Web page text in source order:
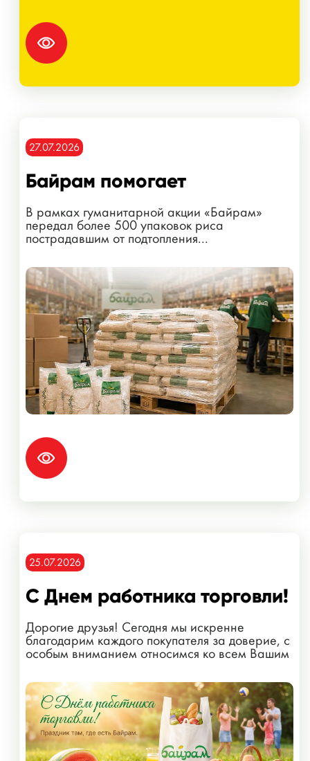
27.07.2026
Байрам помогает
В рамках гуманитарной акции «Байрам»
передал более 500 упаковок риса
пострадавшим от подтопления...
25.07.2026
С Днем работника торговли!
Дорогие друзья! Сегодня мы искренне
благодарим каждого покупателя за доверие, с
особым вниманием относимся ко всем Вашим